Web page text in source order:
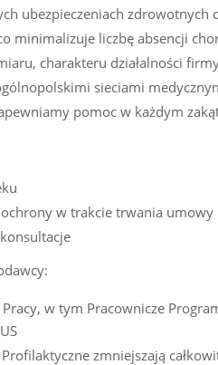
ubezpieczeniach
minimalizuje liczbę absencji
charakteru działalności
sieciami
pomoc w każdym
w trakcie trwania umowy
w tym Pracownicze
zmniejszają